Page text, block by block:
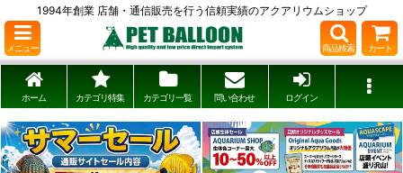
1994年創業 店舗・通信販売を行う信頼実績のアクアリウムショップ
メニュー 商品検索 カート
ホーム カテゴリ特集 カテゴリ一覧 問い合わせ ログイン